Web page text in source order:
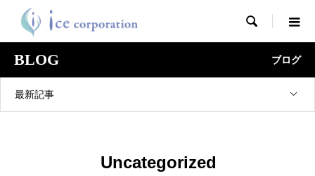

BLOG ブログ
最新記事
Uncategorized